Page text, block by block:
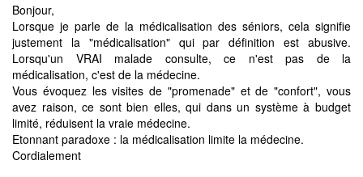
Bonjour,
Lorsque je parle de la médicalisation des séniors, cela signifie
justement la "médicalisation" qui par définition est abusive.
Lorsqu'un VRAI malade consulte, ce n'est pas de la
médicalisation, c'est de la médecine.
Vous évoquez les visites de "promenade" et de "confort", vous
avez raison, ce sont bien elles, qui dans un système à budget
limité, réduisent la vraie médecine.
Etonnant paradoxe : la médicalisation limite la médecine.
Cordialement